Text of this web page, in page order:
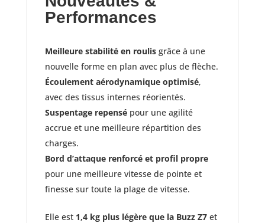
Performances
Meilleure stabilité en roulisgrâce à une
nouvelle forme en plan avec plus de flèche.
Écoulement aérodynamique optimisé,
avec des tissus internes réorientés.
Suspentage repensépour une agilité
accrue et une meilleure répartition des
charges.
Bord d’attaque renforcé et profil propre
pour une meilleure vitesse de pointe et
finesse sur toute la plage de vitesse.
Elle est 1,4 kg plus légère que la Buzz Z7et